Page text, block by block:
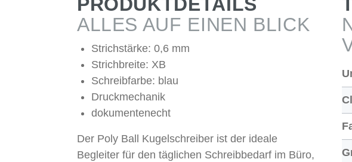
ALLES AUF EINEN BLICK
Strichstärke: 0,6 mm
Strichbreite: XB
Schreibfarbe: blau
Druckmechanik
dokumentenecht
Der Poly Ball Kugelschreiber ist der ideale
Begleiter für den täglichen Schreibbedarf im Büro,